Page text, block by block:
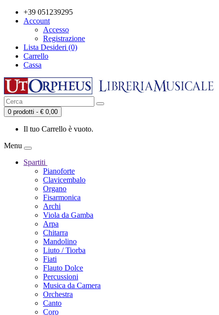
+39 051239295
Account
Accesso
Registrazione
Lista Desideri (0)
Carrello
Cassa
0 prodotti - € 0,00
Il tuo Carrello è vuoto.
Menu
Spartiti
Pianoforte
Clavicembalo
Organo
Fisarmonica
Archi
Viola da Gamba
Arpa
Chitarra
Mandolino
Liuto / Tiorba
Fiati
Flauto Dolce
Percussioni
Musica da Camera
Orchestra
Canto
Coro